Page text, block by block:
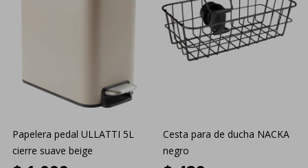
Papelera pedal ULLATTI 5L
cierre suave beige
Cesta para de ducha NACKA
negro